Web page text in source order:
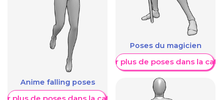
Anime falling poses
Poses du magicien
Afficher plus de poses dans la